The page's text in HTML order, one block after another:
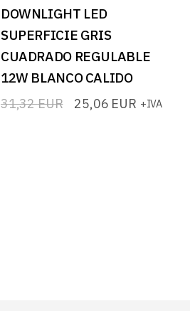
DOWNLIGHT LED
SUPERFICIE GRIS
CUADRADO REGULABLE
12W BLANCO CALIDO
31,32EUR
El 25,06 EUR
El +IVA